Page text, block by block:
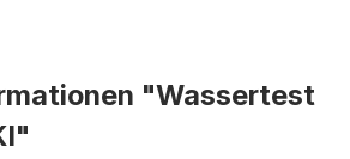
"Wassertest